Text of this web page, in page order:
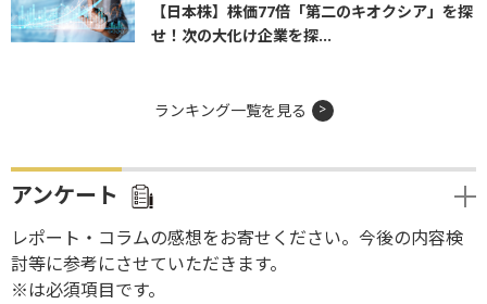
【日本株】株価77倍「第二のキオクシア」を探
せ！次の大化け企業を探...
ランキング一覧を見る
アンケート
レポート・コラムの感想をお寄せください。今後の内容検
討等に参考にさせていただきます。
※は必須項目です。